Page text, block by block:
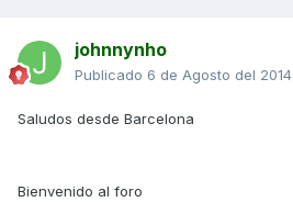
johnnynho
Publicado 6 de Agosto del 2014
Saludos desde Barcelona
Bienvenido al foro